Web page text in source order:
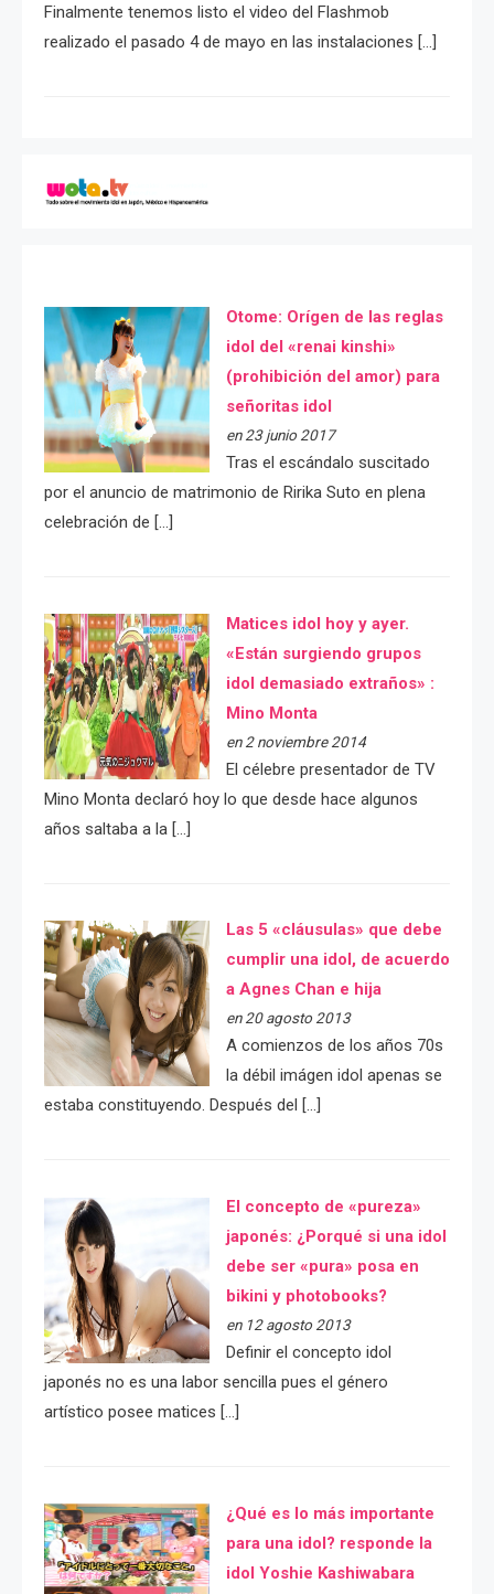
Finalmente tenemos listo el video del Flashmob
realizado el pasado 4 de mayo en las instalaciones […]
Otome: Orígen de las reglas
idol del «renai kinshi»
(prohibición del amor) para
señoritas idol
en 23 junio 2017
Tras el escándalo suscitado
por el anuncio de matrimonio de Ririka Suto en plena
celebración de […]
Matices idol hoy y ayer.
«Están surgiendo grupos
idol demasiado extraños» :
Mino Monta
en 2 noviembre 2014
El célebre presentador de TV
Mino Monta declaró hoy lo que desde hace algunos
años saltaba a la […]
Las 5 «cláusulas» que debe
cumplir una idol, de acuerdo
a Agnes Chan e hija
en 20 agosto 2013
A comienzos de los años 70s
la débil imágen idol apenas se
estaba constituyendo. Después del […]
El concepto de «pureza»
japonés: ¿Porqué si una idol
debe ser «pura» posa en
bikini y photobooks?
en 12 agosto 2013
Definir el concepto idol
japonés no es una labor sencilla pues el género
artístico posee matices […]
¿Qué es lo más importante
para una idol? responde la
idol Yoshie Kashiwabara